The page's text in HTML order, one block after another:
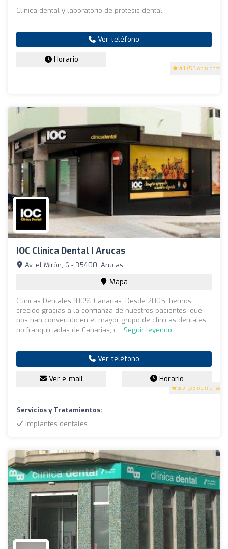
4.1 (55 opiniones)
Clínica dental y laboratorio de protesis dental.
Ver teléfono
Horario
IOC Clínica Dental | Arucas
3.7 (36 opiniones)
Av. el Mirón, 6 - 35400, Arucas
Mapa
Clínicas Dentales 100% Canarias. Desde 2005, hemos
crecido gracias a la confianza de nuestros pacientes, que
nos han convertido en el mayor grupo de clínicas dentales
no franquiciadas de Canarias, c... Seguir leyendo
Ver teléfono
Ver e-mail Horario
Servicios y Tratamientos:
Implantes dentales